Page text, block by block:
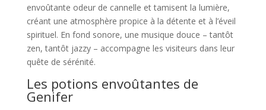
envoûtante odeur de cannelle et tamisent la lumière,
créant une atmosphère propice à la détente et à l’éveil
spirituel. En fond sonore, une musique douce – tantôt
zen, tantôt jazzy – accompagne les visiteurs dans leur
quête de sérénité.
Les potions envoûtantes de
Genifer